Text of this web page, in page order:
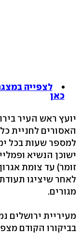
לצפייה
כאן
יועץ ראש העיר
האסורים לחניית
למספר שעות בכל
ישוכן הנשיא
זומר) עד צומת
לאחר שיציגו
מגורים.
מעיריית ירושלים
בביקורו הקודם